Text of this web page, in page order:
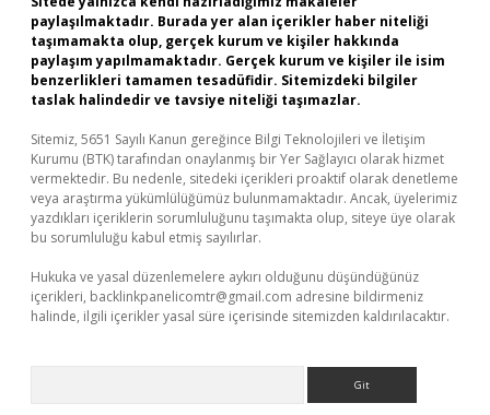
paylaşılmaktadır. Burada yer alan içerikler haber niteliği
taşımamakta olup, gerçek kurum ve kişiler hakkında
paylaşım yapılmamaktadır. Gerçek kurum ve kişiler ile isim
benzerlikleri tamamen tesadüfidir. Sitemizdeki bilgiler
taslak halindedir ve tavsiye niteliği taşımazlar.
Sitemiz, 5651 Sayılı Kanun gereğince Bilgi Teknolojileri ve İletişim
Kurumu (BTK) tarafından onaylanmış bir Yer Sağlayıcı olarak hizmet
vermektedir. Bu nedenle, sitedeki içerikleri proaktif olarak denetleme
veya araştırma yükümlülüğümüz bulunmamaktadır. Ancak, üyelerimiz
yazdıkları içeriklerin sorumluluğunu taşımakta olup, siteye üye olarak
bu sorumluluğu kabul etmiş sayılırlar.
Hukuka ve yasal düzenlemelere aykırı olduğunu düşündüğünüz
içerikleri, backlinkpanelicomtr@gmail.com adresine bildirmeniz
halinde, ilgili içerikler yasal süre içerisinde sitemizden kaldırılacaktır.